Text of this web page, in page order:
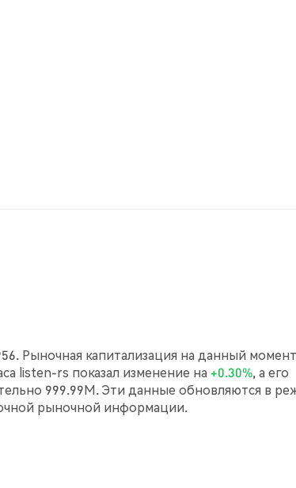
Рыночная капитализация на данный
listen-rs показал изменение на +0.30%, а его
999.99M. Эти данные обновляются в
рыночной информации.